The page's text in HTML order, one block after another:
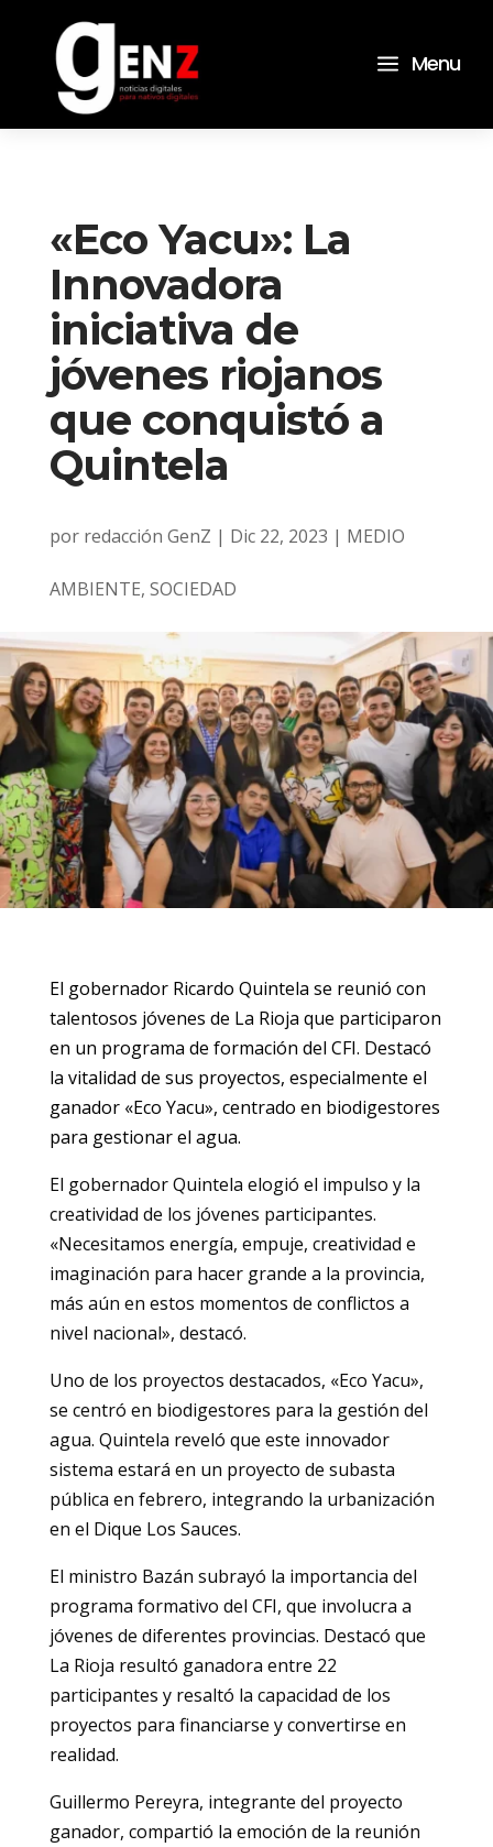
a Menu
«Eco Yacu»: La
Innovadora
iniciativa de
jóvenes riojanos
que conquistó a
Quintela
por redacción GenZ | Dic 22, 2023 | MEDIO
AMBIENTE, SOCIEDAD
El gobernador Ricardo Quintela se reunió con
talentosos jóvenes de La Rioja que participaron
en un programa de formación del CFI. Destacó
la vitalidad de sus proyectos, especialmente el
ganador «Eco Yacu», centrado en biodigestores
para gestionar el agua.
El gobernador Quintela elogió el impulso y la
creatividad de los jóvenes participantes.
«Necesitamos energía, empuje, creatividad e
imaginación para hacer grande a la provincia,
más aún en estos momentos de conflictos a
nivel nacional», destacó.
Uno de los proyectos destacados, «Eco Yacu»,
se centró en biodigestores para la gestión del
agua. Quintela reveló que este innovador
sistema estará en un proyecto de subasta
pública en febrero, integrando la urbanización
en el Dique Los Sauces.
El ministro Bazán subrayó la importancia del
programa formativo del CFI, que involucra a
jóvenes de diferentes provincias. Destacó que
La Rioja resultó ganadora entre 22
participantes y resaltó la capacidad de los
proyectos para financiarse y convertirse en
realidad.
Guillermo Pereyra, integrante del proyecto
ganador, compartió la emoción de la reunión